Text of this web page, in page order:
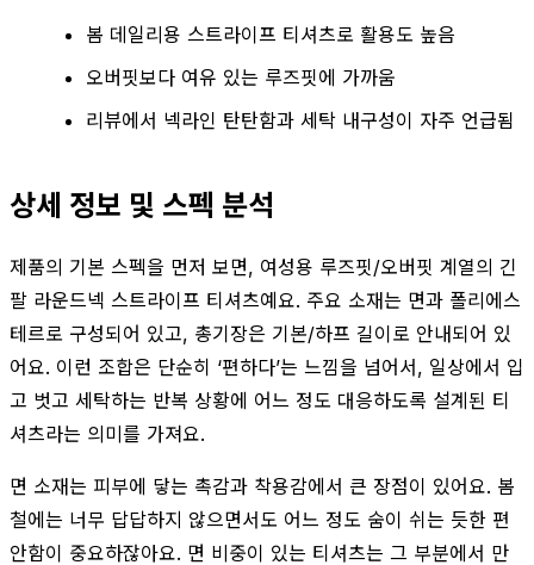
봄 데일리용 스트라이프 티셔츠로 활용도 높음
오버핏보다 여유 있는 루즈핏에 가까움
리뷰에서 넥라인 탄탄함과 세탁 내구성이 자주 언급됨
상세 정보 및 스펙 분석
제품의 기본 스펙을 먼저 보면, 여성용 루즈핏/오버핏 계열의 긴
팔 라운드넥 스트라이프 티셔츠예요. 주요 소재는 면과 폴리에스
테르로 구성되어 있고, 총기장은 기본/하프 길이로 안내되어 있
어요. 이런 조합은 단순히 ‘편하다’는 느낌을 넘어서, 일상에서 입
고 벗고 세탁하는 반복 상황에 어느 정도 대응하도록 설계된 티
셔츠라는 의미를 가져요.
면 소재는 피부에 닿는 촉감과 착용감에서 큰 장점이 있어요. 봄
철에는 너무 답답하지 않으면서도 어느 정도 숨이 쉬는 듯한 편
안함이 중요하잖아요. 면 비중이 있는 티셔츠는 그 부분에서 만